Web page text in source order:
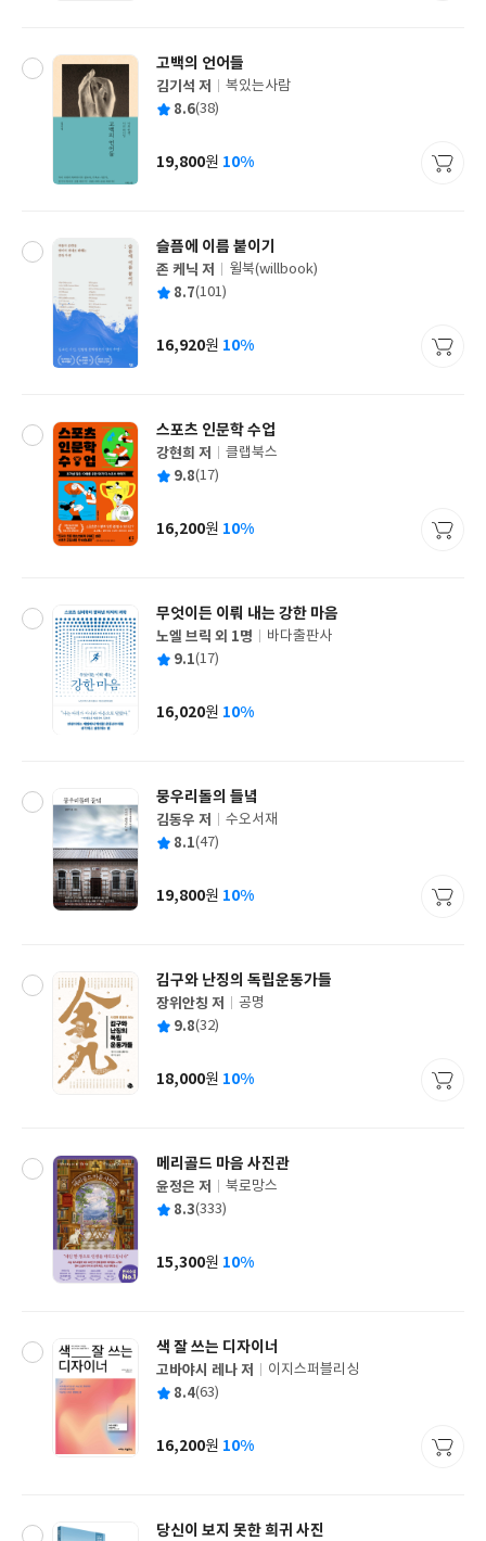
고백의 언어들
글
쓴
김기석 저
출
사
복있는사람
평 8.6(38)
가
19,800원 10%
슬픔에 이름 붙이기
글
쓴
존 케닉 저
출
사
윌북(willbook)
평 8.7(101)
가
16,920원 10%
스포츠 인문학 수업
글
쓴
강현희 저
출
사
클랩북스
평 9.8(17)
가
16,200원 10%
무엇이든 이뤄 내는 강한 마음
글
쓴
노엘 브릭 외 1명
출
사
바다출판사
평 9.1(17)
가
16,020원 10%
뭉우리돌의 들녘
글
쓴
김동우 저
출
사
수오서재
평 8.1(47)
가
19,800원 10%
김구와 난징의 독립운동가들
글
쓴
장위안칭 저
출
사
공명
평 9.8(32)
가
18,000원 10%
메리골드 마음 사진관
글
쓴
윤정은 저
출
사
북로망스
평 8.3(333)
가
15,300원 10%
색 잘 쓰는 디자이너
글
쓴
고바야시 레나 저
출
사
이지스퍼블리싱
평 8.4(63)
가
16,200원 10%
당신이 보지 못한 희귀 사진